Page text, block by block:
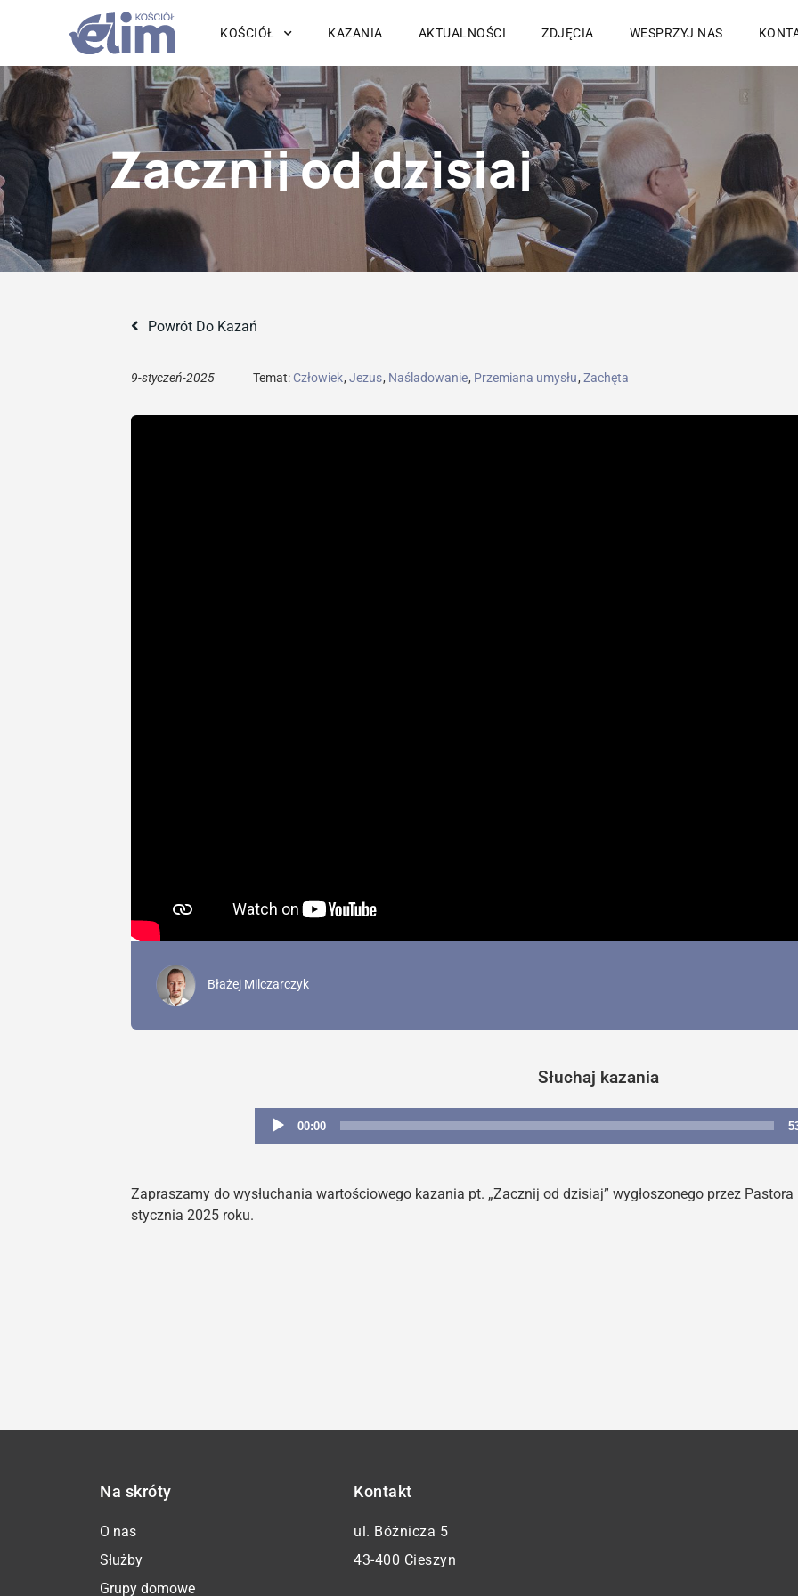
KOŚCIÓŁ KAZANIA AKTUALNOŚCI ZDJĘCIA WESPRZYJ NAS
Zacznij od dzisiaj
Powrót Do Kazań
9-styczeń-2025 Temat: Człowiek, Jezus, Naśladowanie, Przemiana umysłu, Zachęta
Błażej Milczarczyk
Słuchaj kazania
Odtwarzacz
00:00
Zapraszamy do wysłuchania wartościowego kazania pt. „Zacznij od dzisiaj” wygłoszonego przez
stycznia 2025 roku.
Na skróty
O nas
Służby
Grupy domowe
Kontakt
ul. Bóżnicza 5
43-400 Cieszyn